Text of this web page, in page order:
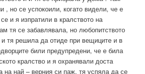
, но се успокоили, когато видели, че е
и я изпратили в кралството на
тя се забавлявала, но любопитството
тя решила да отиде при вещиците и в
били предупредени, че е била
кралство и я охранявали доста
най – верния си паж, тя успяла да се